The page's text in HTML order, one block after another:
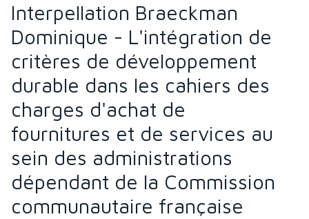
Interpellation Braeckman
Dominique - L'intégration de
critères de développement
durable dans les cahiers des
charges d'achat de
fournitures et de services au
sein des administrations
dépendant de la Commission
communautaire française